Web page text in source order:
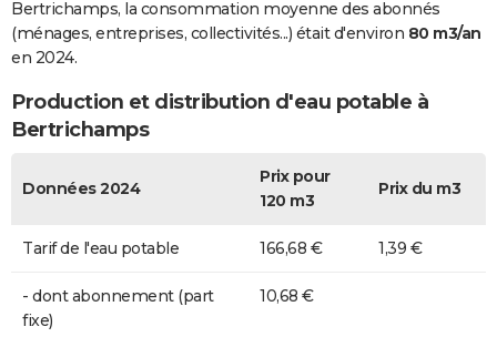
Bertrichamps, la consommation moyenne des abonnés
(ménages, entreprises, collectivités...) était d'environ 80 m3/an
en 2024.
Production et distribution d'eau potable à
Bertrichamps
Données 2024
Prix pour
120 m3
Prix du m3
Tarif de l'eau potable 166,68 € 1,39 €
- dont abonnement (part
fixe)
10,68 €